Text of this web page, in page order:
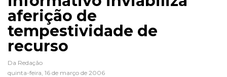
aferição de
tempestividade de
recurso
Da Redação
quinta-feira, 16 de março de 2006